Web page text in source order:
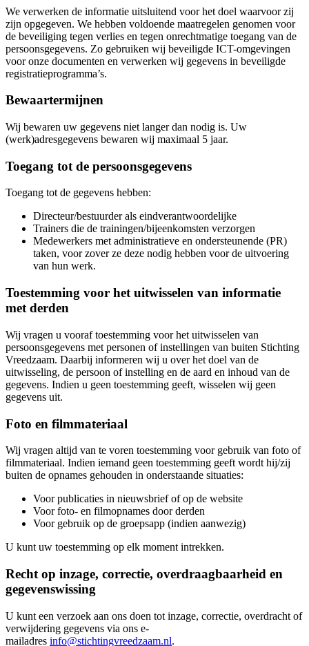
We verwerken de informatie uitsluitend voor het doel waarvoor zij
zijn opgegeven. We hebben voldoende maatregelen genomen voor
de beveiliging tegen verlies en tegen onrechtmatige toegang van de
persoonsgegevens. Zo gebruiken wij beveiligde ICT-omgevingen
voor onze documenten en verwerken wij gegevens in beveiligde
registratieprogramma’s.
Bewaartermijnen
Wij bewaren uw gegevens niet langer dan nodig is. Uw
(werk)adresgegevens bewaren wij maximaal 5 jaar.
Toegang tot de persoonsgegevens
Toegang tot de gegevens hebben:
Directeur/bestuurder als eindverantwoordelijke
Trainers die de trainingen/bijeenkomsten verzorgen
Medewerkers met administratieve en ondersteunende (PR)
taken, voor zover ze deze nodig hebben voor de uitvoering
van hun werk.
Toestemming voor het uitwisselen van informatie
met derden
Wij vragen u vooraf toestemming voor het uitwisselen van
persoonsgegevens met personen of instellingen van buiten Stichting
Vreedzaam. Daarbij informeren wij u over het doel van de
uitwisseling, de persoon of instelling en de aard en inhoud van de
gegevens. Indien u geen toestemming geeft, wisselen wij geen
gegevens uit.
Foto en filmmateriaal
Wij vragen altijd van te voren toestemming voor gebruik van foto of
filmmateriaal. Indien iemand geen toestemming geeft wordt hij/zij
buiten de opnames gehouden in onderstaande situaties:
Voor publicaties in nieuwsbrief of op de website
Voor foto- en filmopnames door derden
Voor gebruik op de groepsapp (indien aanwezig)
U kunt uw toestemming op elk moment intrekken.
Recht op inzage, correctie, overdraagbaarheid en
gegevenswissing
U kunt een verzoek aan ons doen tot inzage, correctie, overdracht of
verwijdering gegevens via ons e-
mailadres info@stichtingvreedzaam.nl.